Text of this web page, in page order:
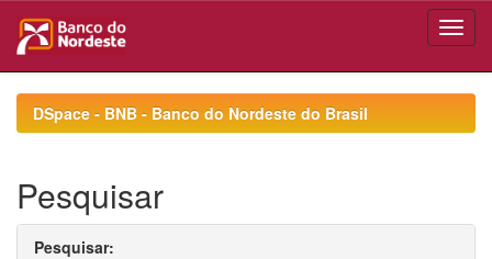
navigationDSpace - BNB - Banco do Nordeste do Brasil
Pesquisar
Pesquisar: